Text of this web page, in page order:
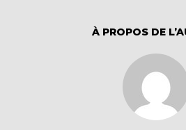
À PROPOS DE